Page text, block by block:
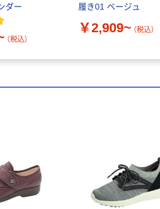
ダー
（税込）
履き01 ベージュ
￥2,909~ （税込）